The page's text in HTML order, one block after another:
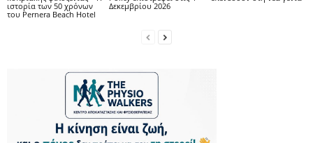
ιστορία των 50 χρόνων
του Pernera Beach Hotel
Δεκεμβρίου 2026